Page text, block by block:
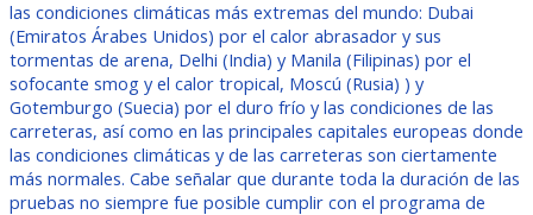
las condiciones climáticas más extremas del mundo: Dubai
(Emiratos Árabes Unidos) por el calor abrasador y sus
tormentas de arena, Delhi (India) y Manila (Filipinas) por el
sofocante smog y el calor tropical, Moscú (Rusia) ) y
Gotemburgo (Suecia) por el duro frío y las condiciones de las
carreteras, así como en las principales capitales europeas donde
las condiciones climáticas y de las carreteras son ciertamente
más normales. Cabe señalar que durante toda la duración de las
pruebas no siempre fue posible cumplir con el programa de